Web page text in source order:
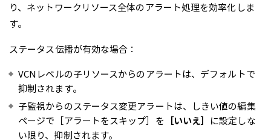
り、ネットワークリソース全体のアラート処理を効率化しま
す。
ステータス伝播が有効な場合：
VCNレベルの子リソースからのアラートは、デフォルトで
抑制されます。
子監視からのステータス変更アラートは、しきい値の編集
ページで［アラートをスキップ］を ［いいえ］ に設定しな
い限り、抑制されます。